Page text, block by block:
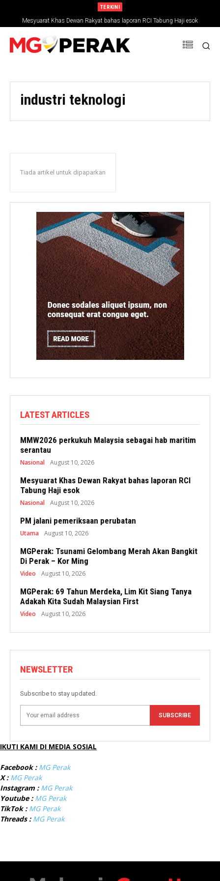
TERKINI
Mesyuarat Khas Dewan Rakyat bahas laporan RCI Tabung Haji esok
industri teknologi
Tiada artikel untuk dipaparkan
LATEST ARTICLES
MMW2026 perkukuh Malaysia sebagai hab maritim
serantau
Nasional August 10, 2026
Mesyuarat Khas Dewan Rakyat bahas laporan RCI
Tabung Haji esok
Nasional August 10, 2026
PM jalani pemeriksaan perubatan
Utama August 10, 2026
MGPerak: Tsunami Gelombang Merah Akan Bangkit
Di Perak – Kor Ming
Video August 10, 2026
MGPerak: 69 Tahun Merdeka, Lim Kit Siang Tanya
Adakah Kita Sudah Malaysian First
Video August 10, 2026
NEWSLETTER
Subscribe to stay updated.
SUBSCRIBE
IKUTI KAMI DI MEDIA SOSIAL
Facebook : MG Perak
X : MG Perak
Instagram : MG Perak
Youtube : MG Perak
TikTok : MG Perak
Threads : MG Perak